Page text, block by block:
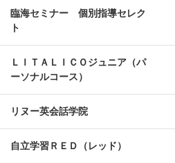
臨海セミナー 個別指導セレク
ト
ＬＩＴＡＬＩＣＯジュニア（パ
ーソナルコース）
リヌー英会話学院
自立学習ＲＥＤ（レッド）